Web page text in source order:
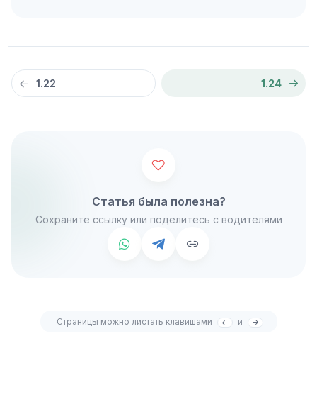
1.22 1.24
Статья была полезна?
Сохраните ссылку или поделитесь с водителями
Страницы можно листать клавишами и